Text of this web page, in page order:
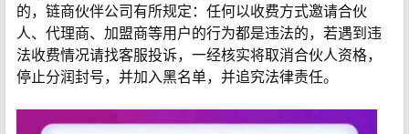
的，链商伙伴公司有所规定：任何以收费方式邀请合伙
人、代理商、加盟商等用户的行为都是违法的，若遇到违
法收费情况请找客服投诉，一经核实将取消合伙人资格，
停止分润封号，并加入黑名单，并追究法律责任。